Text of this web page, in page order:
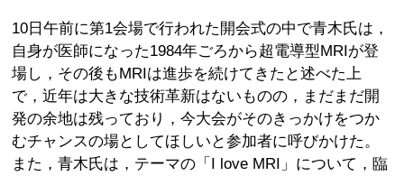
10日午前に第1会場で行われた開会式の中で青木氏は，
自身が医師になった1984年ごろから超電導型MRIが登
場し，その後もMRIは進歩を続けてきたと述べた上
で，近年は大きな技術革新はないものの，まだまだ開
発の余地は残っており，今大会がそのきっかけをつか
むチャンスの場としてほしいと参加者に呼びかけた。
また，青木氏は，テーマの「I love MRI」について，臨